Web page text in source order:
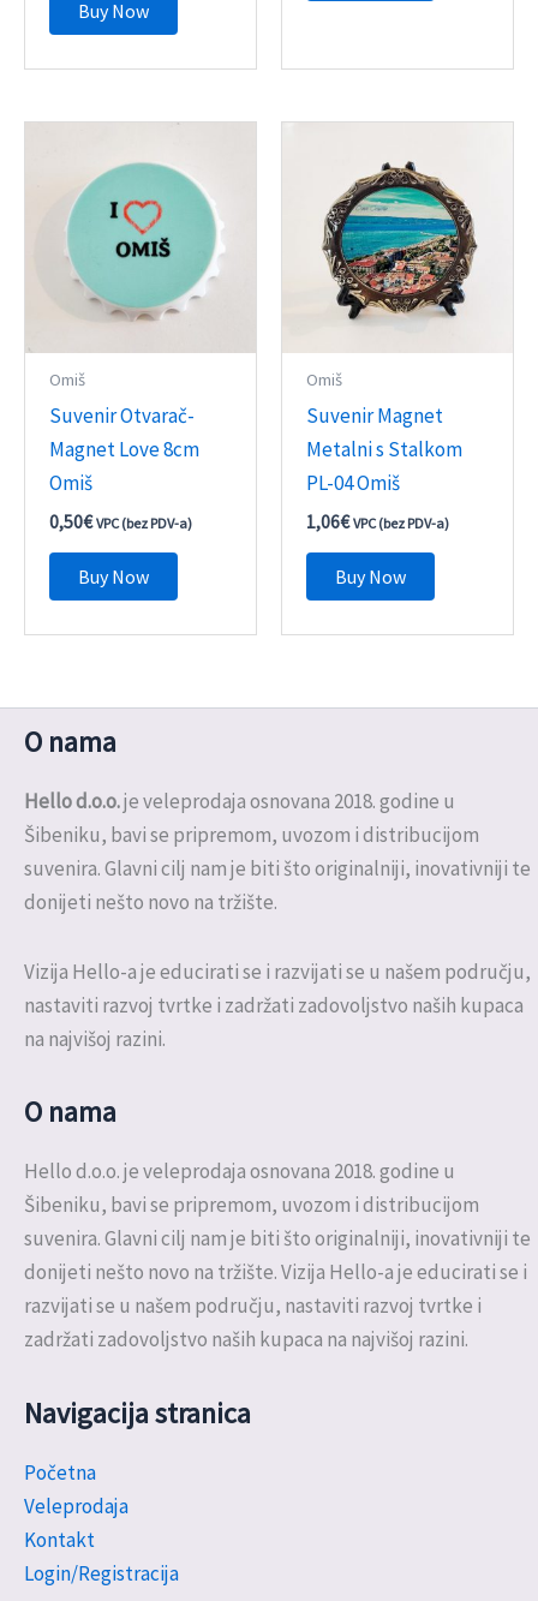
Buy Now
Omiš
Suvenir Otvarač-
Magnet Love 8cm
Omiš
0,50€ VPC (bez PDV-a)
Buy Now
Omiš
Suvenir Magnet
Metalni s Stalkom
PL-04 Omiš
1,06€ VPC (bez PDV-a)
Buy Now
O nama
Hello d.o.o.je veleprodaja osnovana 2018. godine u
Šibeniku, bavi se pripremom, uvozom i distribucijom
suvenira. Glavni cilj nam je biti što originalniji, inovativniji te
donijeti nešto novo na tržište.
Vizija Hello-a je educirati se i razvijati se u našem području,
nastaviti razvoj tvrtke i zadržati zadovoljstvo naših kupaca
na najvišoj razini.
O nama
Hello d.o.o. je veleprodaja osnovana 2018. godine u
Šibeniku, bavi se pripremom, uvozom i distribucijom
suvenira. Glavni cilj nam je biti što originalniji, inovativniji te
donijeti nešto novo na tržište. Vizija Hello-a je educirati se i
razvijati se u našem području, nastaviti razvoj tvrtke i
zadržati zadovoljstvo naših kupaca na najvišoj razini.
Navigacija stranica
Početna
Veleprodaja
Kontakt
Login/Registracija